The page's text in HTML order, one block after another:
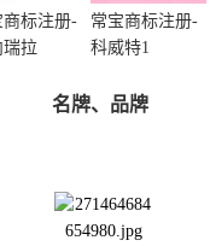
商标注册-
瑞拉
常宝商标注册-
科威特1
名牌、品牌